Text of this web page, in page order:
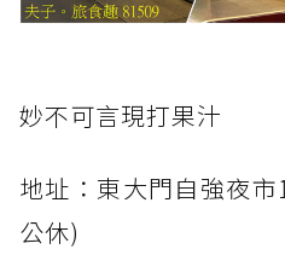
妙不可言現打果汁
地址：東大門自強夜
公休)